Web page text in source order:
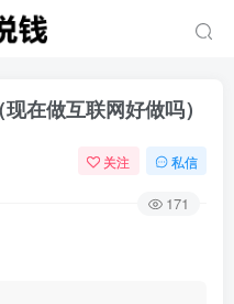
在做互联网好做吗）
关注 私信
171